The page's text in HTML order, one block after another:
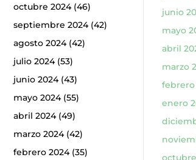
octubre 2024(46)
septiembre 2024(42)
agosto 2024(42)
julio 2024(53)
junio 2024(43)
mayo 2024(55)
abril 2024(49)
marzo 2024(42)
febrero 2024(35)
junio
mayo
abril
marzo
febrero
enero